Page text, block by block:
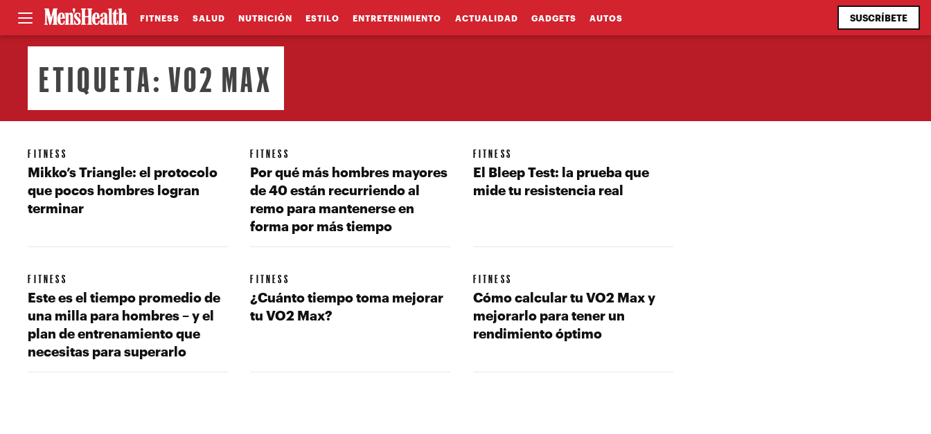
FITNESS SALUD NUTRICIÓN ESTILO ENTRETENIMIENTO ACTUALIDAD GADGETS AUTOS SUSCRÍBETE
ETIQUETA:VO2 MAX
FITNESS
Mikko’s Triangle: el protocolo
que pocos hombres logran
terminar
FITNESS
Por qué más hombres mayores
de 40 están recurriendo al
remo para mantenerse en
forma por más tiempo
FITNESS
El Bleep Test: la prueba que
mide tu resistencia real
FITNESS
Este es el tiempo promedio de
una milla para hombres – y el
plan de entrenamiento que
necesitas para superarlo
FITNESS
¿Cuánto tiempo toma mejorar
tu VO2 Max?
FITNESS
Cómo calcular tu VO2 Max y
mejorarlo para tener un
rendimiento óptimo